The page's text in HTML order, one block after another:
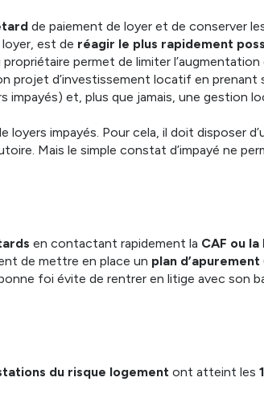
de paiement de loyer et de conserver
est de réagir le plus rapidement
permet de limiter l’augmentation
projet d’investissement locatif en prenant
impayés) et, plus que jamais, une gestion
loyers impayés. Pour cela, il doit disposer
Mais le simple constat d’impayé ne
en contactant rapidement la CAF ou la
de mettre en place un plan d’apurement
foi évite de rentrer en litige avec son
du risque logement ont atteint les